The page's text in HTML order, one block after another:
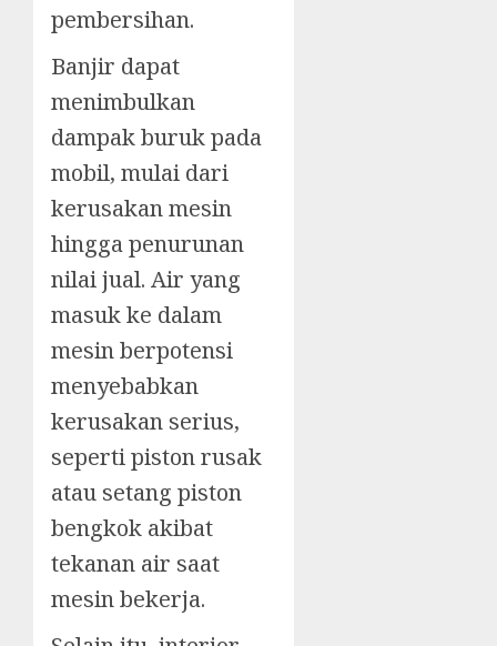
pembersihan.
Banjir dapat
menimbulkan
dampak buruk pada
mobil, mulai dari
kerusakan mesin
hingga penurunan
nilai jual. Air yang
masuk ke dalam
mesin berpotensi
menyebabkan
kerusakan serius,
seperti piston rusak
atau setang piston
bengkok akibat
tekanan air saat
mesin bekerja.